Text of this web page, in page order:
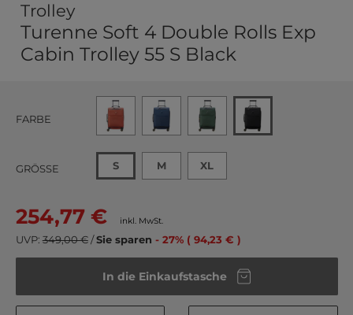
Trolley
Turenne Soft 4 Double Rolls Exp
Cabin Trolley 55 S Black
FARBE
GRÖSSE S M XL
254,77 € inkl. MwSt.
UVP: 349,00 €/Sie sparen - 27% ( 94,23 € )
In die Einkaufstasche